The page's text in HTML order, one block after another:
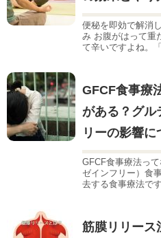
便秘を即効で解消
み お腹がはって重
て辛いですよね。
GFCF食事療
がある？グル
リーの影響に
GFCF食事療法っ
ゼインフリー）食
去する食事療法です
筋膜リリース